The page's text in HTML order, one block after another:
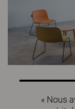
« Nous